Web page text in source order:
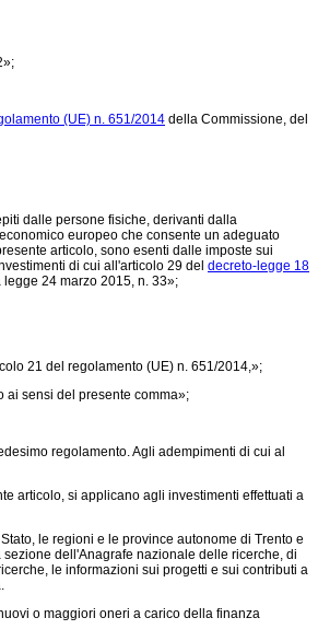
(UE) n. 651/2014 della Commissione, del
dalle persone fisiche, derivanti dalla
europeo che consente un adeguato
articolo, sono esenti dalle imposte sui
di cui all'articolo 29 del decreto-legge 18
legge 24 marzo 2015, n. 33»;
21 del regolamento (UE) n. 651/2014,»;
sensi del presente comma»;
regolamento. Agli adempimenti di cui al
articolo, si applicano agli investimenti effettuati a
le regioni e le province autonome di Trento e
dell'Anagrafe nazionale delle ricerche, di
le informazioni sui progetti e sui contributi a
o maggiori oneri a carico della finanza